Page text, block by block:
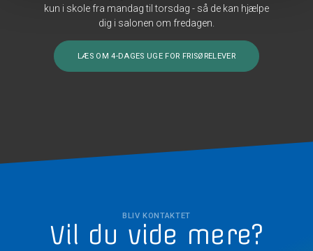
kun i skole fra mandag til torsdag - så de kan hjælpe
dig i salonen om fredagen.
LÆS OM 4-DAGES UGE FOR FRISØRELEVER
BLIV KONTAKTET
Vil du vide mere?